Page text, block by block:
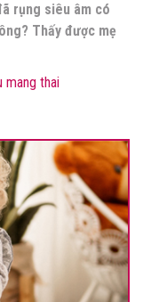
rụng siêu âm có
Thấy được mẹ
mang thai